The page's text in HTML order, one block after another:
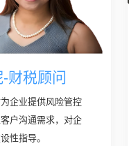
财税顾问
企业提供风险管控
户沟通需求，对企
性指导。